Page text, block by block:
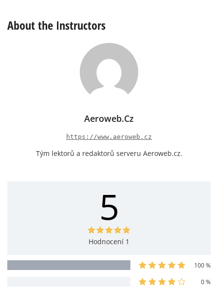
About the Instructors
Aeroweb.cz
https://www.aeroweb.cz
Tým lektorů a redaktorů serveru Aeroweb.cz.
5
Hodnocení 1
100 %
0 %